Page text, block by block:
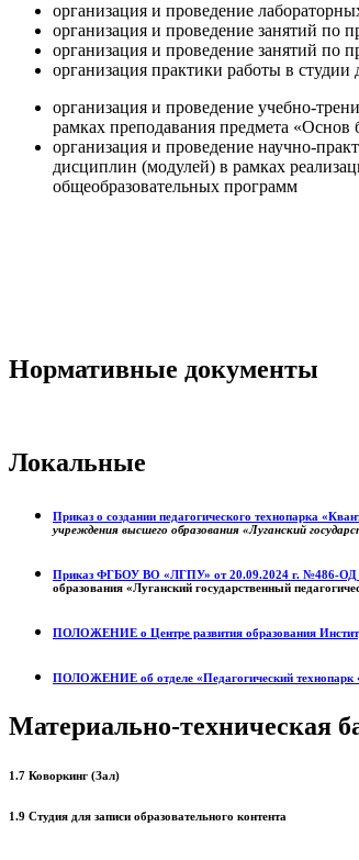
организация и проведение
организация и проведение занятий по
организация и проведение занятий по
организация практики работы в
организация и проведение учебно-
рамках преподавания предмета
организация и проведение научно-
дисциплин (модулей) в рамках
общеобразовательных программ
Нормативные документы
Локальные
Приказ о создании педагогического технопарка
учреждения высшего образования «Луганский
Приказ ФГБОУ ВО «ЛГПУ» от 20.09.2024 г. №486-ОД
образования «Луганский государственный
ПОЛОЖЕНИЕ о Центре развития образования
ПОЛОЖЕНИЕ об отделе «Педагогический
Материально-техническая
1.7 Коворкинг (Зал)
1.9 Студия для записи образовательного контента